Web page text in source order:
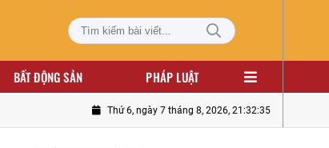
BẤT ĐỘNG SẢN PHÁP LUẬT
Thứ 6, ngày 7 tháng 8, 2026, 21:32:37